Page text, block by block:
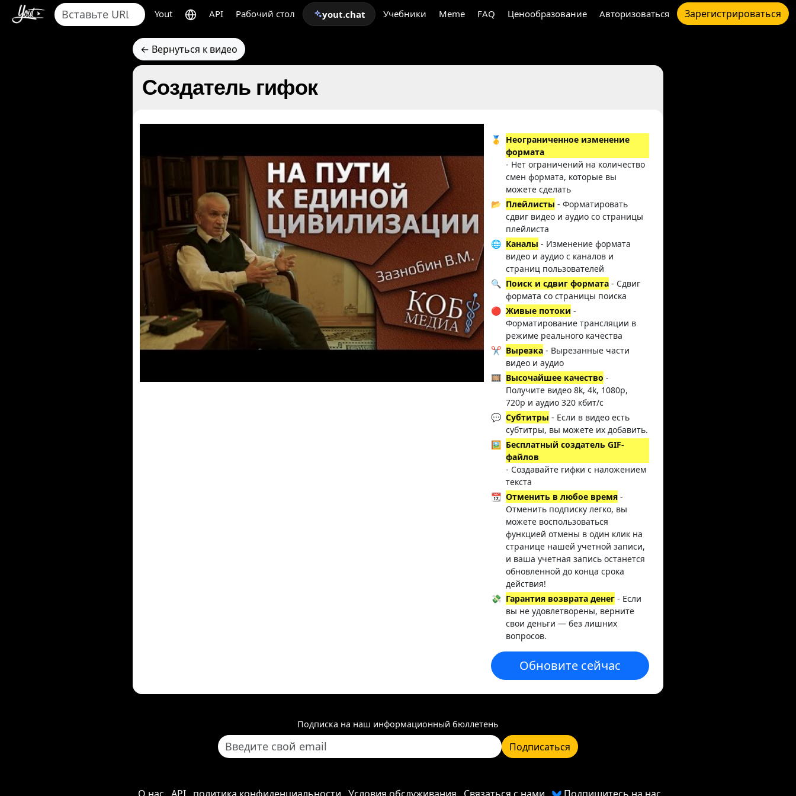
Yout API Рабочий стол yout.chat Учебники Meme FAQ Ценообразование Авторизоваться Зарегистрироваться
← Вернуться к видео
Создатель гифок
🥇
Неограниченное изменение
формата
- Нет ограничений на количество
смен формата, которые вы
можете сделать
📂 Плейлисты - Форматировать
сдвиг видео и аудио со страницы
плейлиста
🌐 Каналы - Изменение формата
видео и аудио с каналов и
страниц пользователей
🔍 Поиск и сдвиг формата - Сдвиг
формата со страницы поиска
🔴 Живые потоки -
Форматирование трансляции в
режиме реального качества
✂️ Вырезка - Вырезанные части
видео и аудио
🎞️ Высочайшее качество -
Получите видео 8k, 4k, 1080p,
720p и аудио 320 кбит/с
💬 Субтитры - Если в видео есть
субтитры, вы можете их добавить.
🖼️ Бесплатный создатель GIF-
файлов
- Создавайте гифки с наложением
текста
📆 Отменить в любое время -
Отменить подписку легко, вы
можете воспользоваться
функцией отмены в один клик на
странице нашей учетной записи,
и ваша учетная запись останется
обновленной до конца срока
действия!
💸 Гарантия возврата денег - Если
вы не удовлетворены, верните
свои деньги — без лишних
вопросов.
Обновите сейчас
Подписка на наш информационный бюллетень
Подписаться